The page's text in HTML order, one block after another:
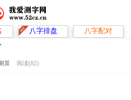
八字排盘 八字配对
算 阅读(82)